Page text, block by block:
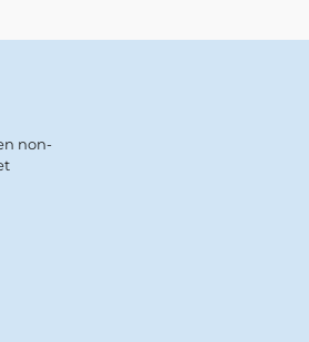
non-